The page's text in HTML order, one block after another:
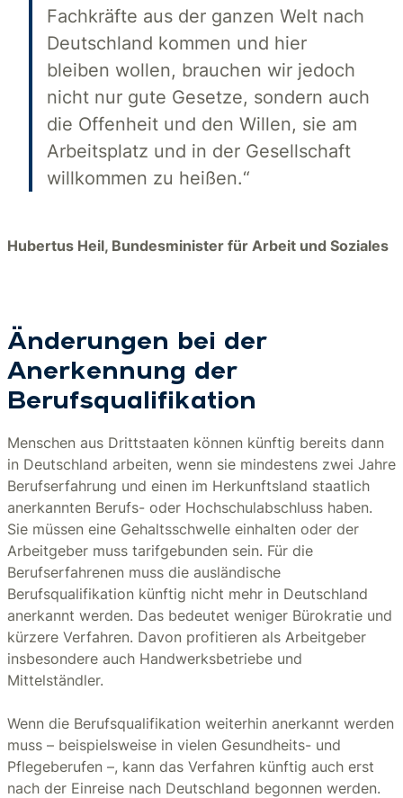
Fachkräfte aus der ganzen Welt nach
Deutschland kommen und hier
bleiben wollen, brauchen wir jedoch
nicht nur gute Gesetze, sondern auch
die Offenheit und den Willen, sie am
Arbeitsplatz und in der Gesellschaft
willkommen zu heißen.“
Hubertus Heil, Bundesminister für Arbeit und Soziales
Änderungen bei der
Anerkennung der
Berufsqualifikation
Menschen aus Drittstaaten können künftig bereits dann
in Deutschland arbeiten, wenn sie mindestens zwei Jahre
Berufserfahrung und einen im Herkunftsland staatlich
anerkannten Berufs- oder Hochschulabschluss haben.
Sie müssen eine Gehaltsschwelle einhalten oder der
Arbeitgeber muss tarifgebunden sein. Für die
Berufserfahrenen muss die ausländische
Berufsqualifikation künftig nicht mehr in Deutschland
anerkannt werden. Das bedeutet weniger Bürokratie und
kürzere Verfahren. Davon profitieren als Arbeitgeber
insbesondere auch Handwerksbetriebe und
Mittelständler.
Wenn die Berufsqualifikation weiterhin anerkannt werden
muss – beispielsweise in vielen Gesundheits- und
Pflegeberufen –, kann das Verfahren künftig auch erst
nach der Einreise nach Deutschland begonnen werden.